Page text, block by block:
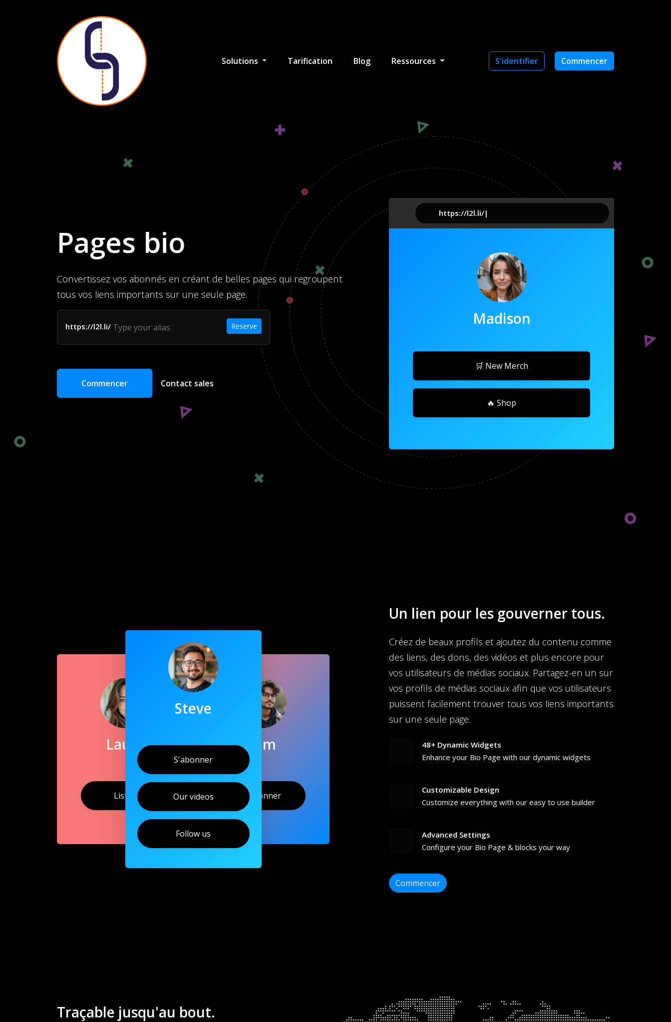
Solutions Tarification Blog Ressources S'identifier Commencer
Pages bio
Convertissez vos abonnés en créant de belles pages qui regroupent
tous vos liens importants sur une seule page.
https://l2l.li/ Reserve
Commencer Contact sales
https://l2l.li/name
Madison
🛒 New Merch
🔥 Shop
Un lien pour les gouverner tous.
Créez de beaux profils et ajoutez du contenu comme
des liens, des dons, des vidéos et plus encore pour
vos utilisateurs de médias sociaux. Partagez-en un sur
vos profils de médias sociaux afin que vos utilisateurs
puissent facilement trouver tous vos liens importants
sur une seule page.
48+ Dynamic Widgets
Enhance your Bio Page with our dynamic widgets
Customizable Design
Customize everything with our easy to use builder
Advanced Settings
Configure your Bio Page & blocks your way
Commencer
Laura
Listen
Sam
S'abonner
Steve
S'abonner
Our videos
Follow us
Traçable jusqu'au bout.